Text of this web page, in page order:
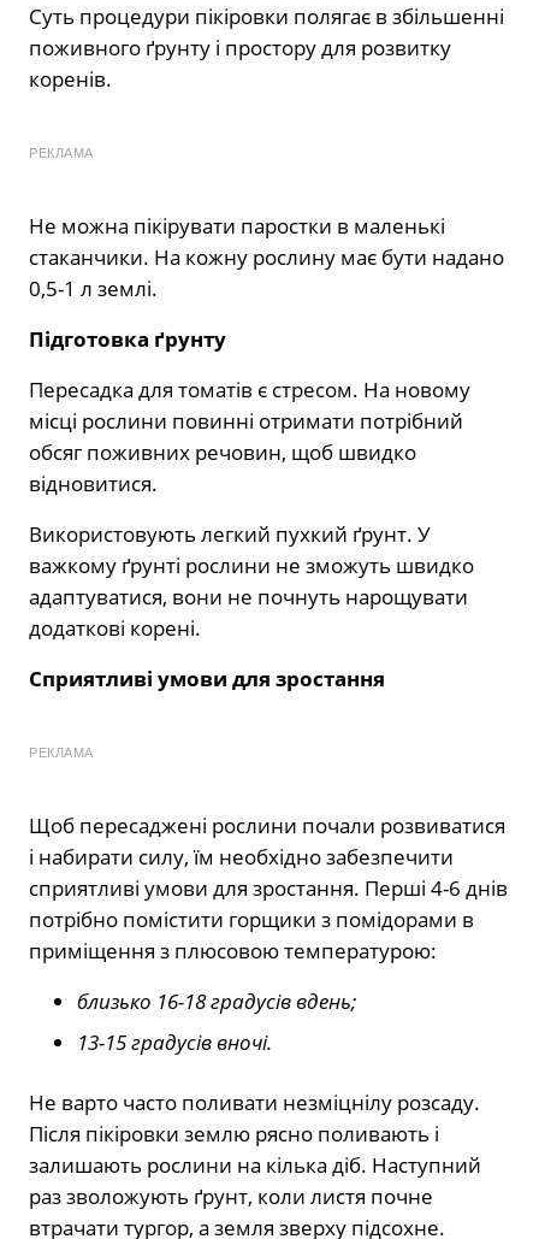
Суть процедури пікіровки полягає в збільшенні
поживного ґрунту і простору для розвитку
коренів.
РЕКЛАМА
Не можна пікірувати паростки в маленькі
стаканчики. На кожну рослину має бути надано
0,5-1 л землі.
Підготовка ґрунту
Пересадка для томатів є стресом. На новому
місці рослини повинні отримати потрібний
обсяг поживних речовин, щоб швидко
відновитися.
Використовують легкий пухкий ґрунт. У
важкому ґрунті рослини не зможуть швидко
адаптуватися, вони не почнуть нарощувати
додаткові корені.
Сприятливі умови для зростання
РЕКЛАМА
Щоб пересаджені рослини почали розвиватися
і набирати силу, їм необхідно забезпечити
сприятливі умови для зростання. Перші 4-6 днів
потрібно помістити горщики з помідорами в
приміщення з плюсовою температурою:
близько 16-18 градусів вдень;
13-15 градусів вночі.
Не варто часто поливати незміцнілу розсаду.
Після пікіровки землю рясно поливають і
залишають рослини на кілька діб. Наступний
раз зволожують ґрунт, коли листя почне
втрачати тургор, а земля зверху підсохне.